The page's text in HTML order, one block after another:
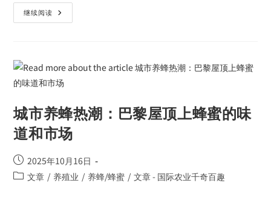
继续阅读
城市养蜂热潮：巴黎屋顶上蜂蜜的味
道和市场
2025年10月16日
文章 / 养殖业 / 养蜂/蜂蜜 / 文章 - 国际农业千奇百趣